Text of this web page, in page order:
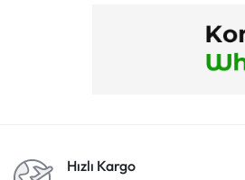
Campını
Hızlı Kargo